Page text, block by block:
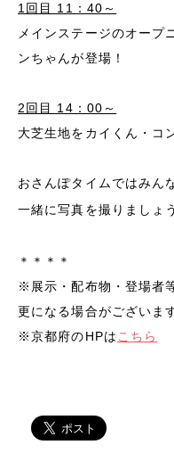
1回目 11：40～
メインステージのオープ
ンちゃんが登場！
2回目 14：00～
大芝生地をカイくん・コ
おさんぽタイムではみん
一緒に写真を撮りましょう
＊＊＊＊
※展示・配布物・登場者
更になる場合がございま
※京都府のHPは こちら